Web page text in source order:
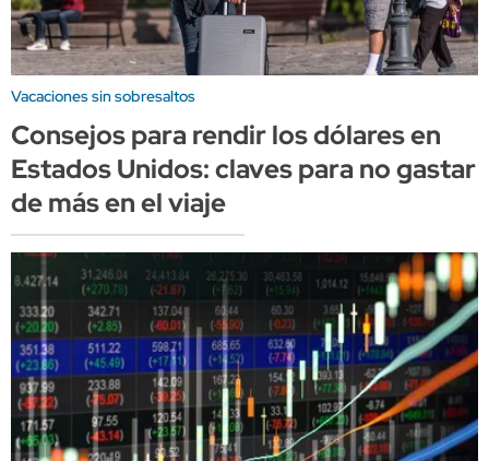
Vacaciones sin sobresaltos
Consejos para rendir los dólares en
Estados Unidos: claves para no gastar
de más en el viaje